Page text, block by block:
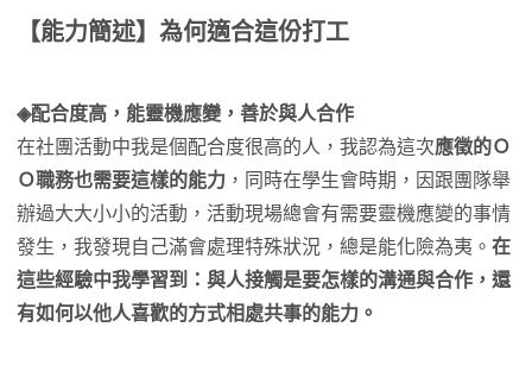
【能力簡述】為何適合這份打工
◈配合度高，能靈機應變，善於與人合作
在社團活動中我是個配合度很高的人，我認為這次應徵的Ｏ
Ｏ職務也需要這樣的能力 ，同時在學生會時期，因跟團隊舉
辦過大大小小的活動，活動現場總會有需要靈機應變的事情
發生，我發現自己滿會處理特殊狀況，總是能化險為夷。 在
這些經驗中我學習到：與人接觸是要怎樣的溝通與合作，還
有如何以他人喜歡的方式相處共事的能力。